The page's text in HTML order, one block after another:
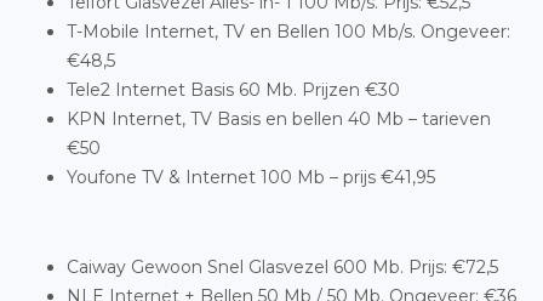
T-Mobile Internet, TV en Bellen 100 Mb/s. Ongeveer:
€48,5
Tele2 Internet Basis 60 Mb. Prijzen €30
KPN Internet, TV Basis en bellen 40 Mb – tarieven
€50
Youfone TV & Internet 100 Mb – prijs €41,95
Caiway Gewoon Snel Glasvezel 600 Mb. Prijs: €72,5
NLE Internet + Bellen 50 Mb / 50 Mb. Ongeveer: €36